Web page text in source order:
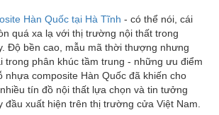
Hàn Quốc tại Hà Tĩnh - có thể nói, cái
quá xa lạ với thị trường nội thất trong
Độ bền cao, mẫu mã thời thượng nhưng
trong phân khúc tầm trung - những ưu điểm
nhựa composite Hàn Quốc đã khiến cho
tín đồ nội thất lựa chọn và tin tưởng
đầu xuất hiện trên thị trường cửa Việt Nam.